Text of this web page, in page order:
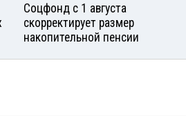
Соцфонд с 1 августа
скорректирует размер
накопительной пенсии